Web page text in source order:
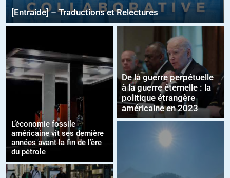
[Entraide] – Traductions et Relectures
L’économie fossile
américaine vit ses dernière
années avant la fin de l’ère
du pétrole
De la guerre perpétuelle
à la guerre éternelle : la
politique étrangère
américaine en 2023